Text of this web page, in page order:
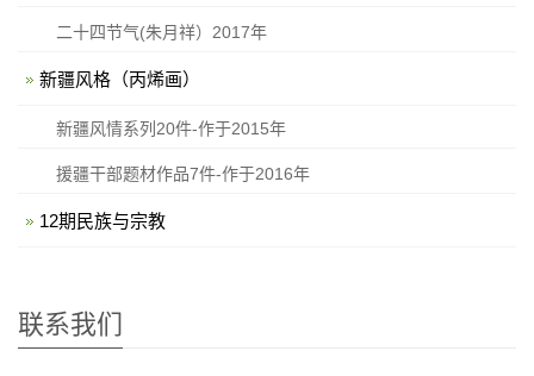
二十四节气(朱月祥）2017年
新疆风格（丙烯画）
新疆风情系列20件-作于2015年
援疆干部题材作品7件-作于2016年
12期民族与宗教
联系我们